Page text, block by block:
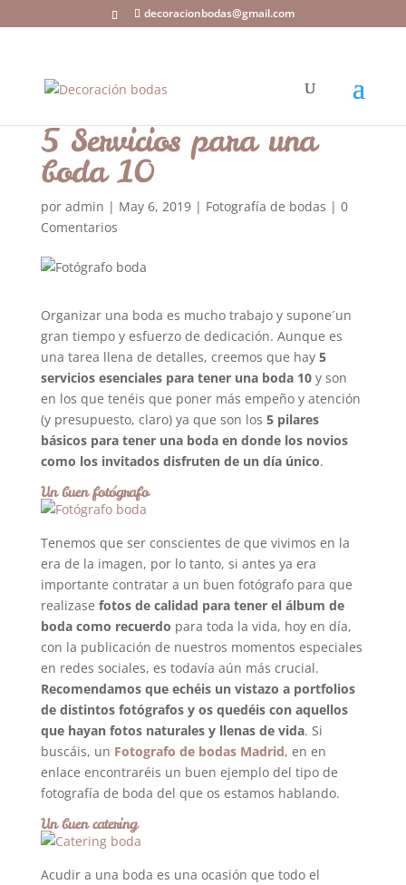
decoracionbodas@gmail.com
5 Servicios para una
boda 10
por admin | May 6, 2019| Fotografía de bodas | 0
Comentarios
Organizar una boda es mucho trabajo y supone´un
gran tiempo y esfuerzo de dedicación. Aunque es
una tarea llena de detalles, creemos que hay 5
servicios esenciales para tener una boda 10y son
en los que tenéis que poner más empeño y atención
(y presupuesto, claro) ya que son los 5 pilares
básicos para tener una boda en donde los novios
como los invitados disfruten de un día único.
Un buen fotógrafo
Tenemos que ser conscientes de que vivimos en la
era de la imagen, por lo tanto, si antes ya era
importante contratar a un buen fotógrafo para que
realizase fotos de calidad para tener el álbum de
boda como recuerdo para toda la vida, hoy en día,
con la publicación de nuestros momentos especiales
en redes sociales, es todavía aún más crucial.
Recomendamos que echéis un vistazo a portfolios
de distintos fotógrafos y os quedéis con aquellos
que hayan fotos naturales y llenas de vida. Si
buscáis, un Fotografo de bodas Madrid, en en
enlace encontraréis un buen ejemplo del tipo de
fotografía de boda del que os estamos hablando.
Un buen catering
Acudir a una boda es una ocasión que todo el